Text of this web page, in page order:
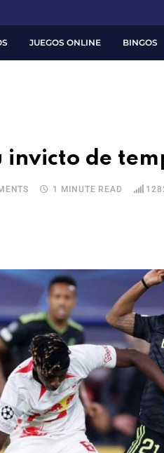
JUEGOS ONLINE BINGOS
invicto de
1 MINUTE READ